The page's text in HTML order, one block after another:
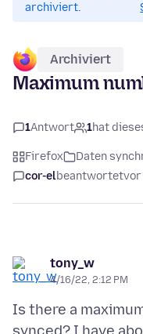
archiviert.
Archiviert
Maximum
1Antwort 1hat
Firefox Daten
cor-elbeantwortetvor
tony_w
4/16/22, 2:12 PM
Is there a